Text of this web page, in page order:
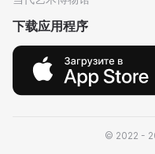
下载应用程序
© 2022 -